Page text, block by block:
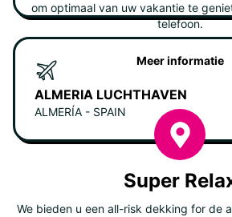
ALMERIA LUCHTHAVEN
ALMERÍA - SPAIN
om optimaal van uw vakantie te
telefoon.
Meer informatie
Super
We bieden u een all-risk dekking for de